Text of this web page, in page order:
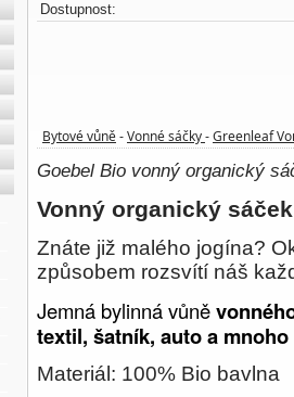
Dostupnost:
Bytové vůně - Vonné sáčky - Greenleaf
Goebel Bio vonný organický
Vonný organický
Znáte již malého jogína?
způsobem rozsvítí náš
Jemná bylinná vůně
textil, šatník, auto a
Materiál: 100% Bio bavlna